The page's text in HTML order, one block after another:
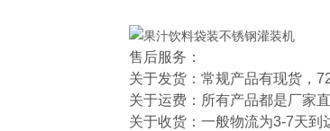
售后服务：
关于发货：常规产品有现货，
关于运费：所有产品都是厂家
关于收货：一般物流为3-7天到